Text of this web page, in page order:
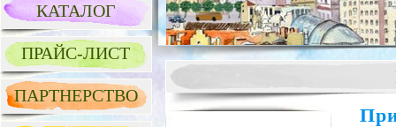
КАТАЛОГ
ПРАЙС-ЛИСТ
ПАРТНЕРСТВО